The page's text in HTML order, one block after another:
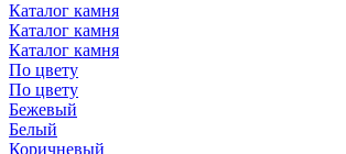
Каталог камня
Каталог камня
Каталог камня
По цвету
По цвету
Бежевый
Белый
Коричневый